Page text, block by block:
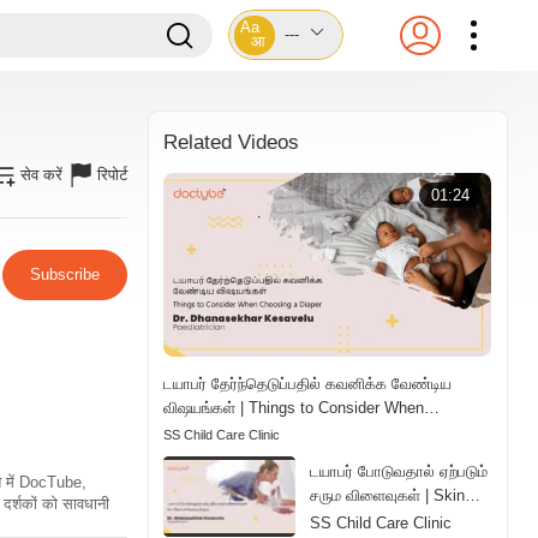
Aa
आ
---
सेव करें रिपोर्ट
Subscribe
में DocTube,
को सावधानी
Related Videos
01:24
டயாபர் தேர்ந்தெடுப்பதில் கவனிக்க வேண்டிய
விஷயங்கள் | Things to Consider When
Choosing a Diaper | Tamil
SS Child Care Clinic
டயாபர் போடுவதால் ஏற்படும்
சரும விளைவுகள் | Skin
Effects of Wearing
SS Child Care Clinic